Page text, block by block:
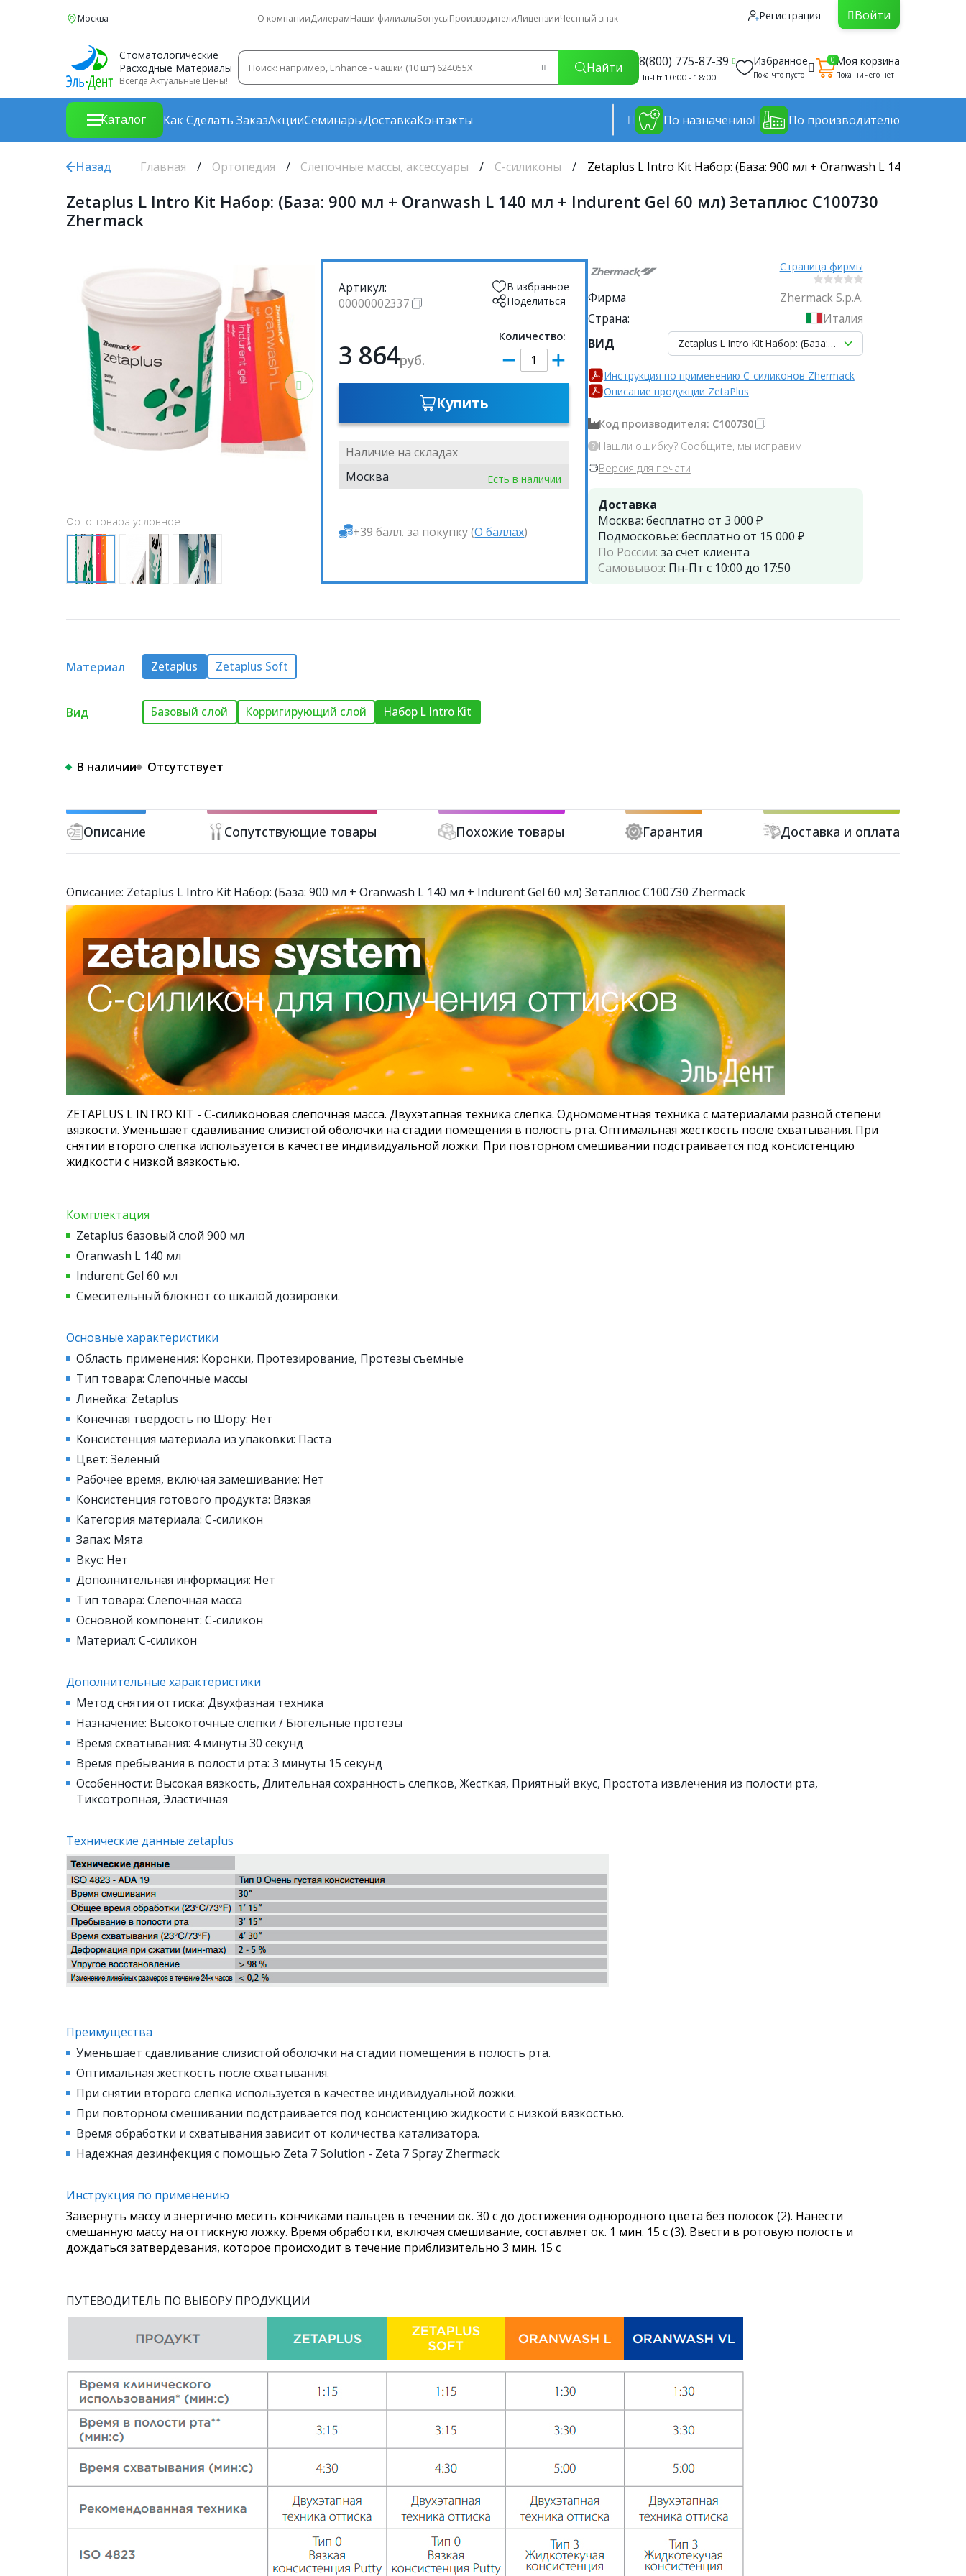
Москва О компанииДилерамНаши филиалыБонусыПроизводителиЛицензииЧестный знак Регистрация Войти
Стоматологические
Расходные Материалы
Всегда Актуальные Цены!
Найти 8(800) 775-87-39
Пн-Пт 10:00 - 18:00
Избранное
Пока что пусто
0Моя корзина
Пока ничего нет
Каталог Как Сделать ЗаказАкцииСеминарыДоставкаКонтакты По назначению По производителю
Назад Главная Ортопедия Слепочные массы, аксессуары С-силиконы Zetaplus L Intro Kit Набор: (База: 900 мл + Oranwash L 140 мл +
Zetaplus L Intro Kit Набор: (База: 900 мл + Oranwash L 140 мл + Indurent Gel 60 мл) Зетаплюс C100730
Zhermack
Фото товара условное
Артикул:
00000002337
В избранное
Поделиться
3 864руб.
Количество:
Купить
Наличие на складах
Москва
Есть в наличии
+39 балл. за покупку (О баллах)
Страница фирмы
Фирма
Zhermack S.p.A.
Страна:
Италия
ВИД
Zetaplus L Intro Kit Набор: (База: 900 мл + Oranwash L 140
Инструкция по применению С-силиконов Zhermack
Описание продукции ZetaPlus
Код производителя: C100730
Нашли ошибку? Сообщите, мы исправим
Версия для печати
Доставка
Москва: бесплатно от 3 000 ₽
Подмосковье: бесплатно от 15 000 ₽
По России: за счет клиента
Самовывоз: Пн-Пт с 10:00 до 17:50
Материал Zetaplus Zetaplus Soft
Вид Базовый слой Корригирующий слой Набор L Intro Kit
В наличии Отсутствует
Описание Сопутствующие товары Похожие товары Гарантия Доставка и оплата
Описание: Zetaplus L Intro Kit Набор: (База: 900 мл + Oranwash L 140 мл + Indurent Gel 60 мл) Зетаплюс C100730 Zhermack
ZETAPLUS L INTRO KIT - С-силиконовая слепочная масса. Двухэтапная техника слепка. Одномоментная техника с материалами разной степени
вязкости. Уменьшает сдавливание слизистой оболочки на стадии помещения в полость рта. Оптимальная жесткость после схватывания. При
снятии второго слепка используется в качестве индивидуальной ложки. При повторном смешивании подстраивается под консистенцию
жидкости с низкой вязкостью.
Комплектация
Zetaplus базовый слой 900 мл
Oranwash L 140 мл
Indurent Gel 60 мл
Смесительный блокнот со шкалой дозировки.
Основные характеристики
Область применения: Коронки, Протезирование, Протезы съемные
Тип товара: Слепочные массы
Линейка: Zetaplus
Конечная твердость по Шору: Нет
Консистенция материала из упаковки: Паста
Цвет: Зеленый
Рабочее время, включая замешивание: Нет
Консистенция готового продукта: Вязкая
Категория материала: С-силикон
Запах: Мята
Вкус: Нет
Дополнительная информация: Нет
Тип товара: Слепочная масса
Основной компонент: С-силикон
Материал: С-силикон
Дополнительные характеристики
Метод снятия оттиска: Двухфазная техника
Назначение: Высокоточные слепки / Бюгельные протезы
Время схватывания: 4 минуты 30 секунд
Время пребывания в полости рта: 3 минуты 15 секунд
Особенности: Высокая вязкость, Длительная сохранность слепков, Жесткая, Приятный вкус, Простота извлечения из полости рта,
Тиксотропная, Эластичная
Технические данные zetaplus
Преимущества
Уменьшает сдавливание слизистой оболочки на стадии помещения в полость рта.
Оптимальная жесткость после схватывания.
При снятии второго слепка используется в качестве индивидуальной ложки.
При повторном смешивании подстраивается под консистенцию жидкости с низкой вязкостью.
Время обработки и схватывания зависит от количества катализатора.
Надежная дезинфекция с помощью Zeta 7 Solution - Zeta 7 Spray Zhermack
Инструкция по применению
Завернуть массу и энергично месить кончиками пальцев в течении ок. 30 с до достижения однородного цвета без полосок (2). Нанести
смешанную массу на оттискную ложку. Время обработки, включая смешивание, составляет ок. 1 мин. 15 с (3). Ввести в ротовую полость и
дождаться затвердевания, которое происходит в течение приблизительно 3 мин. 15 с
ПУТЕВОДИТЕЛЬ ПО ВЫБОРУ ПРОДУКЦИИ